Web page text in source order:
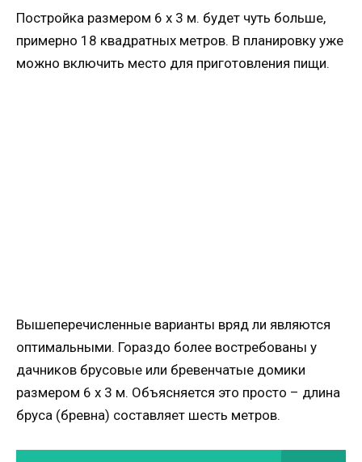
Постройка размером 6 х 3 м. будет чуть больше,
примерно 18 квадратных метров. В планировку уже
можно включить место для приготовления пищи.
Вышеперечисленные варианты вряд ли являются
оптимальными. Гораздо более востребованы у
дачников брусовые или бревенчатые домики
размером 6 х 3 м. Объясняется это просто – длина
бруса (бревна) составляет шесть метров.